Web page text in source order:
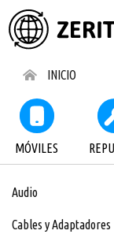
INICIO
MÓVILES
Audio
Cables y Adaptadores